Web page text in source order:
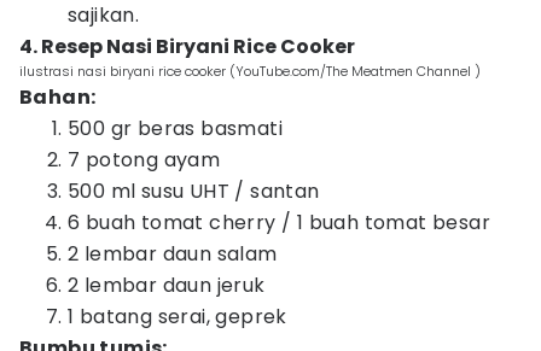
sajikan.
4. Resep Nasi Biryani Rice Cooker
ilustrasi nasi biryani rice cooker (YouTube.com/The Meatmen Channel )
Bahan:
500 gr beras basmati
7 potong ayam
500 ml susu UHT / santan
6 buah tomat cherry / 1 buah tomat besar
2 lembar daun salam
2 lembar daun jeruk
1 batang serai, geprek